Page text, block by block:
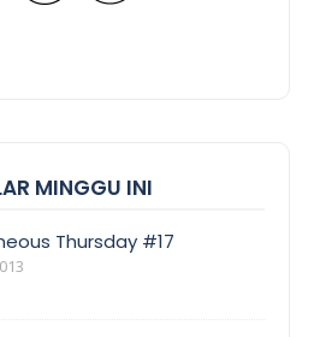
MINGGU INI
Thursday #17